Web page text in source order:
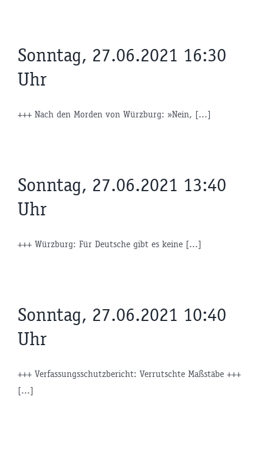
Sonntag, 27.06.2021 16:30
Uhr
+++ Nach den Morden von Würzburg: »Nein, [...]
Sonntag, 27.06.2021 13:40
Uhr
+++ Würzburg: Für Deutsche gibt es keine [...]
Sonntag, 27.06.2021 10:40
Uhr
+++ Verfassungsschutzbericht: Verrutschte Maßstäbe +++
[...]